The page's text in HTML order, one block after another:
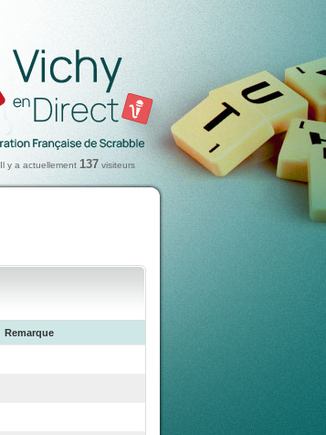
Il y a actuellement 137 visiteurs
Remarque